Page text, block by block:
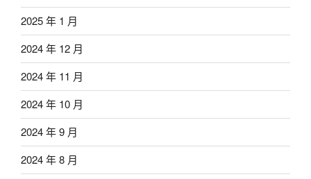
2025 年 1 月
2024 年 12 月
2024 年 11 月
2024 年 10 月
2024 年 9 月
2024 年 8 月